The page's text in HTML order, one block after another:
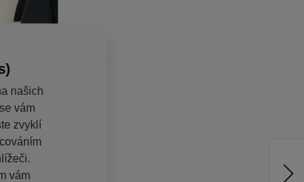
našich
vám
zvyklí
vám